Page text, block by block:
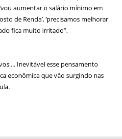
aumentar o salário mínimo em
de Renda’, ‘precisamos melhorar
fica muito irritado”.
... Inevitável esse pensamento
econômica que vão surgindo nas